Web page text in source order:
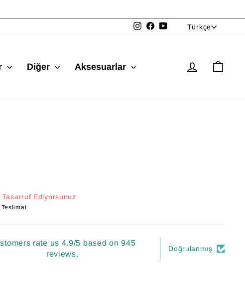
InstagramFacebookYouTube
Dil
Türkçe
Diğer Aksesuarlar Giriş yap
Tasarruf Ediyorsunuz
Teslimat
rate us 4.9/5 based on 945
reviews.
Doğrulanmış